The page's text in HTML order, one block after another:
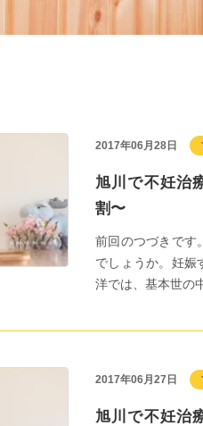
2017年06月28日
旭川で不妊
割〜
前回のつづきです
でしょうか。妊娠
洋では、基本世の
2017年06月27日
旭川で不妊